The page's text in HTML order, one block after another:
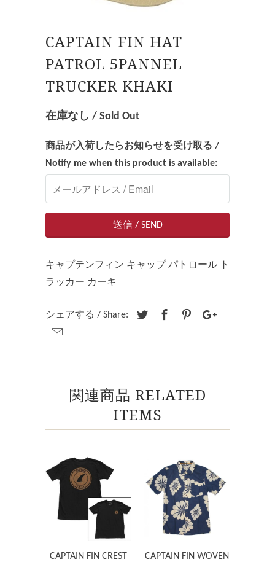
CAPTAIN FIN HAT
PATROL 5PANNEL
TRUCKER KHAKI
在庫なし / Sold Out
商品が入荷したらお知らせを受け取る /
Notify me when this product is available:
キャプテンフィン キャップ パトロール ト
ラッカー カーキ
シェアする / Share:
関連商品 RELATED
ITEMS
CAPTAIN FIN CREST
CAPTAIN FIN WOVEN